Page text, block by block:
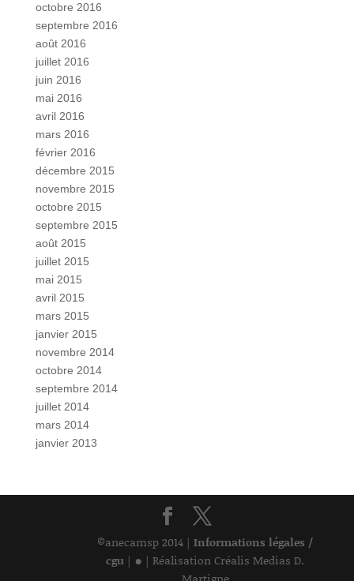
octobre 2016
septembre 2016
août 2016
juillet 2016
juin 2016
mai 2016
avril 2016
mars 2016
février 2016
décembre 2015
novembre 2015
octobre 2015
septembre 2015
août 2015
juillet 2015
mai 2015
avril 2015
mars 2015
janvier 2015
novembre 2014
octobre 2014
septembre 2014
juillet 2014
mars 2014
janvier 2013
©anecamsp 2014 |Informations légales /
cgu | • | Réalisation Créalis Medias D.